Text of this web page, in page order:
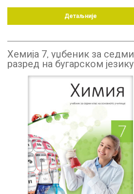
Детаљније
Хемија 7, уџбеник за седми
разред на бугарском језику